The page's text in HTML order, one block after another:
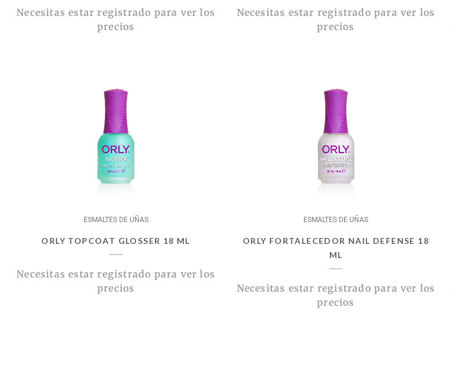
Necesitas estar registrado para ver los
precios
Necesitas estar registrado para ver los
precios
ESMALTES DE UÑAS
ORLY TOPCOAT GLOSSER 18 ML
Necesitas estar registrado para ver los
precios
ESMALTES DE UÑAS
ORLY FORTALECEDOR NAIL DEFENSE 18
ML
Necesitas estar registrado para ver los
precios